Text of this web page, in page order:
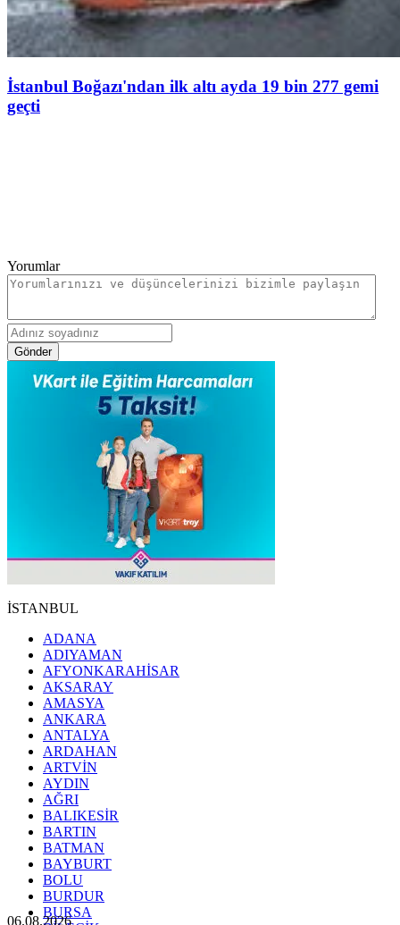
İstanbul Boğazı'ndan ilk altı ayda 19 bin 277 gemi
geçti
Yorumlar
Gönder
İSTANBUL
ADANA
ADIYAMAN
AFYONKARAHİSAR
AKSARAY
AMASYA
ANKARA
ANTALYA
ARDAHAN
ARTVİN
AYDIN
AĞRI
BALIKESİR
BARTIN
BATMAN
BAYBURT
BOLU
BURDUR
BURSA
06.08.2026